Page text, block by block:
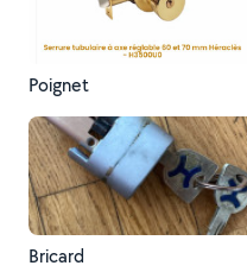
Poignet
Bricard